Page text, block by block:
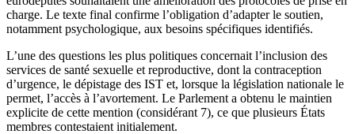
charge. Le texte final confirme l’obligation d’adapter le soutien,
notamment psychologique, aux besoins spécifiques identifiés.
L’une des questions les plus politiques concernait l’inclusion des
services de santé sexuelle et reproductive, dont la contraception
d’urgence, le dépistage des IST et, lorsque la législation nationale le
permet, l’accès à l’avortement. Le Parlement a obtenu le maintien
explicite de cette mention (considérant 7), ce que plusieurs États
membres contestaient initialement.